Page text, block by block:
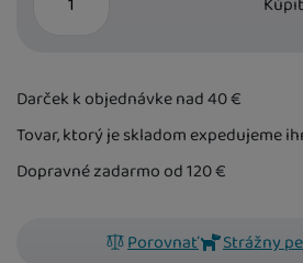
Darček k objednávke nad 40€
Tovar, ktorý je skladom expedujeme
Dopravné zadarmo od 120€
Porovnať Strážny